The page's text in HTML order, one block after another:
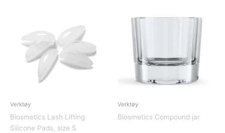
Verktøy
Biosmetics Lash Lifting
Silicone Pads, size S
Verktøy
Biosmetics Compound jar